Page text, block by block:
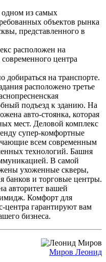
одном из самых
объектов рынка
представленного в
расположен на
центра
на транспорте.
расположено третье
подъезд к зданию. На
авто-стоянка, которая
мест. Деловой комплекс
супер-комфортные
всем современным
технологий. Башня
В самой
ухоженные скверы,
банков и торговые центры.
авторитет вашей
Комфорт для
центра гарантируют вам
бизнеса.
Миров Леонид